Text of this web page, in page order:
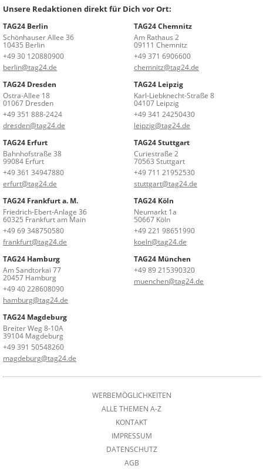
Unsere Redaktionen direkt für Dich vor Ort:
TAG24 Berlin
Schönhauser Allee 36
10435 Berlin
+49 30 120880900
berlin@tag24.de
TAG24 Chemnitz
Am Rathaus 2
09111 Chemnitz
+49 371 6906600
chemnitz@tag24.de
TAG24 Dresden
Ostra-Allee 18
01067 Dresden
+49 351 888-2424
dresden@tag24.de
TAG24 Leipzig
Karl-Liebknecht-Straße 8
04107 Leipzig
+49 341 24250430
leipzig@tag24.de
TAG24 Erfurt
Bahnhofstraße 38
99084 Erfurt
+49 361 34947880
erfurt@tag24.de
TAG24 Stuttgart
Curiestraße 2
70563 Stuttgart
+49 711 21952530
stuttgart@tag24.de
TAG24 Frankfurt a. M.
Friedrich-Ebert-Anlage 36
60325 Frankfurt am Main
+49 69 348750580
frankfurt@tag24.de
TAG24 Köln
Neumarkt 1a
50667 Köln
+49 221 98651990
koeln@tag24.de
TAG24 Hamburg
Am Sandtorkai 77
20457 Hamburg
+49 40 228608090
hamburg@tag24.de
TAG24 München
+49 89 215390320
muenchen@tag24.de
TAG24 Magdeburg
Breiter Weg 8-10A
39104 Magdeburg
+49 391 50548260
magdeburg@tag24.de
WERBEMÖGLICHKEITEN
ALLE THEMEN A-Z
KONTAKT
IMPRESSUM
DATENSCHUTZ
AGB